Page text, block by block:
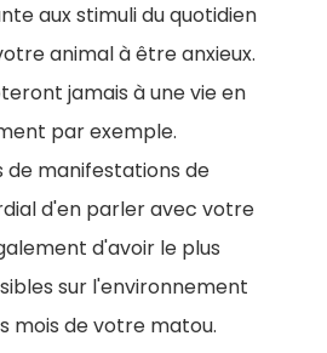
aux stimuli du quotidien
animal à être anxieux.
jamais à une vie en
par exemple.
de manifestations de
d'en parler avec votre
d'avoir le plus
sur l'environnement
mois de votre matou.